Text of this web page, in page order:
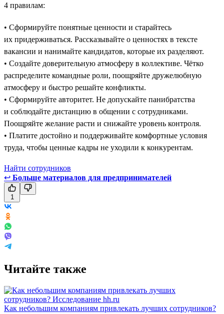
4 правилам:
• Сформируйте понятные ценности и старайтесь
их придерживаться. Рассказывайте о ценностях в тексте
вакансии и нанимайте кандидатов, которые их разделяют.
• Создайте доверительную атмосферу в коллективе. Чётко
распределите командные роли, поощряйте дружелюбную
атмосферу и быстро решайте конфликты.
• Сформируйте авторитет. Не допускайте панибратства
и соблюдайте дистанцию в общении с сотрудниками.
Поощряйте желание расти и снижайте уровень контроля.
• Платите достойно и поддерживайте комфортные условия
труда, чтобы ценные кадры не уходили к конкурентам.
Найти сотрудников
↩ Больше материалов для предпринимателей
1
Читайте также
Как небольшим компаниям привлекать лучших сотрудников?